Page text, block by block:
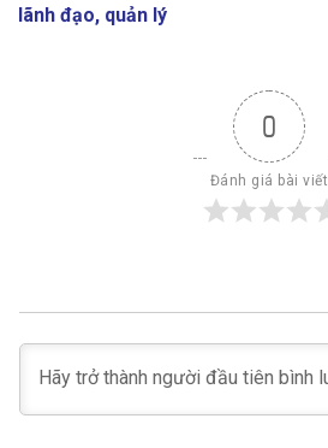
lãnh đạo, quản lý
0
Đánh giá bài viết